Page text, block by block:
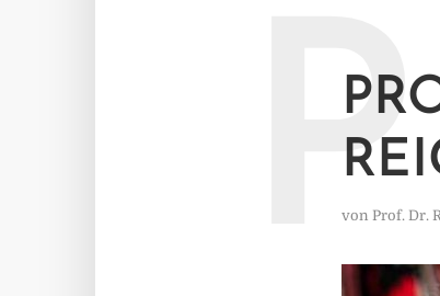
von Prof. Dr.
P